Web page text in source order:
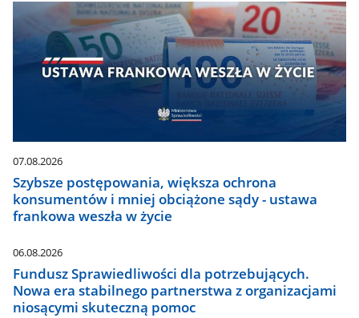
07.08.2026
Szybsze postępowania, większa ochrona
konsumentów i mniej obciążone sądy - ustawa
frankowa weszła w życie
06.08.2026
Fundusz Sprawiedliwości dla potrzebujących.
Nowa era stabilnego partnerstwa z organizacjami
niosącymi skuteczną pomoc